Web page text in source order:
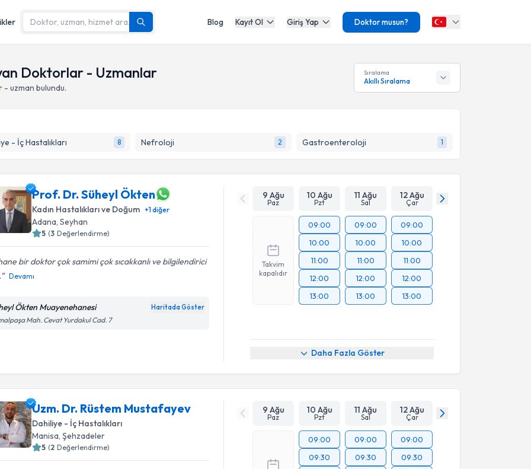
Blog Kayıt Ol Giriş Yap Doktor musun?
Doktorlar - Uzmanlar
uzman bulundu.
Sıralama
Akıllı Sıralama
- İç Hastalıkları 8 Nefroloji 2 Gastroenteroloji 1
Prof. Dr. Süheyl Ökten
Kadın Hastalıkları ve Doğum +1diğer
Adana,Seyhan
5 (3 Değerlendirme)
bir doktor çok samimi çok sıcakkanlı ve bilgilendirici
Devamı
Ökten Muayenehanesi Haritada Göster
Mah. Cevat Yurdakul Cad. 7
9 Ağu
Paz
10 Ağu
Pzt
11 Ağu
Sal
12 Ağu
Çar
Takvim
kapalıdır
09:00
10:00
11:00
12:00
13:00
09:00
10:00
11:00
12:00
13:00
09:00
10:00
11:00
12:00
13:00
Daha Fazla Göster
Uzm. Dr. Rüstem Mustafayev
Dahiliye - İç Hastalıkları
Manisa ,Şehzadeler
5 (2 Değerlendirme)
9 Ağu
Paz
10 Ağu
Pzt
11 Ağu
Sal
12 Ağu
Çar
09:00
09:30
09:00
09:30
09:00
09:30